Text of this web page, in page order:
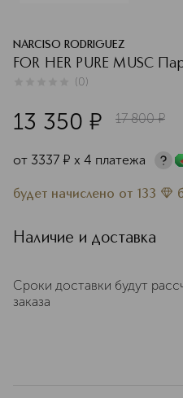
NARCISO RODRIGUEZ
FOR HER PURE MUSC
(0)
13 350 ¤ 17 800 ¤
от 3337 ¤ х 4 платежа
будет начислено от 133
Наличие и доставка
Сроки доставки будут
заказа